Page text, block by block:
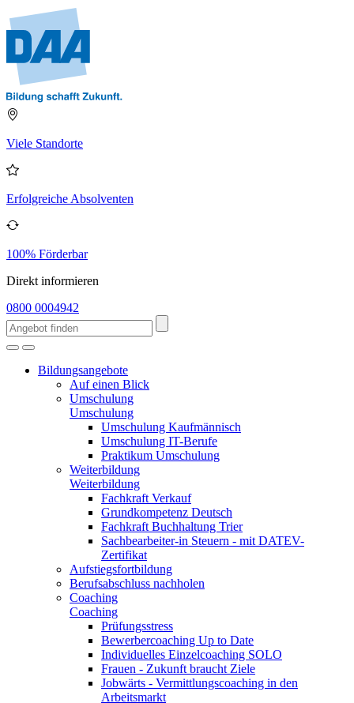
Viele Standorte
Erfolgreiche Absolventen
100% Förderbar
Direkt informieren
0800 0004942
Bildungsangebote
Auf einen Blick
Umschulung
Umschulung
Umschulung Kaufmännisch
Umschulung IT-Berufe
Praktikum Umschulung
Weiterbildung
Weiterbildung
Fachkraft Verkauf
Grundkompetenz Deutsch
Fachkraft Buchhaltung Trier
Sachbearbeiter-in Steuern - mit DATEV-
Zertifikat
Aufstiegsfortbildung
Berufsabschluss nachholen
Coaching
Coaching
Prüfungsstress
Bewerbercoaching Up to Date
Individuelles Einzelcoaching SOLO
Frauen - Zukunft braucht Ziele
Jobwärts - Vermittlungscoaching in den
Arbeitsmarkt